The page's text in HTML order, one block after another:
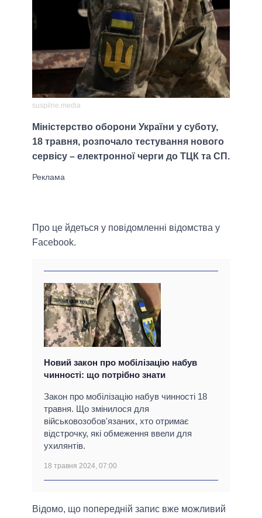
suspilne.media
Міністерство оборони України у суботу,
18 травня, розпочало тестування нового
сервісу – електронної черги до ТЦК та СП.
Про це йдеться у повідомленні відомства у
Facebook.
Новий закон про мобілізацію набув
чинності: що потрібно знати
Закон про мобілізацію набув чинності 18
травня. Що змінилося для
військовозобов'язаних, хто отримає
відстрочку, які обмеження ввели для
ухилянтів.
18 травня 2024, 07:00
Відомо, що попередній запис вже можливий